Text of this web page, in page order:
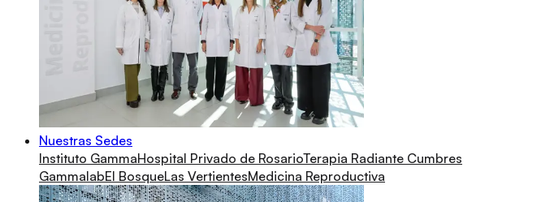
Nuestras Sedes
Instituto GammaHospital Privado de RosarioTerapia Radiante Cumbres
GammalabEl BosqueLas VertientesMedicina Reproductiva